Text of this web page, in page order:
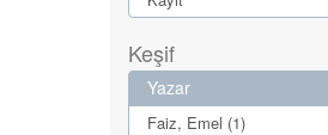
Keşif
Yazar
Faiz, Emel (1)